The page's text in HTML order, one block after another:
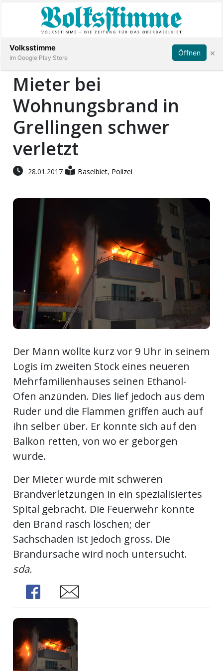
Immobilien
Veranstaltungen
Stellen
App
Fussball
Abonnieren Anmelden
Mieter bei
Wohnungsbrand in
Grellingen schwer
verletzt
28.01.2017 Baselbiet, Polizei
Der Mann wollte kurz vor 9 Uhr in seinem
Logis im zweiten Stock eines neueren
Mehrfamilienhauses seinen Ethanol-
Ofen anzünden. Dies lief jedoch aus dem
Ruder und die Flammen griffen auch auf
ihn selber über. Er konnte sich auf den
Balkon retten, von wo er geborgen
wurde.
Der Mieter wurde mit schweren
Brandverletzungen in ein spezialisiertes
Spital gebracht. Die Feuerwehr konnte
den Brand rasch löschen; der
Sachschaden ist jedoch gross. Die
Brandursache wird noch untersucht.
sda.
Share
Share
Volksstimme
Im Google Play Store
Öffnen ×